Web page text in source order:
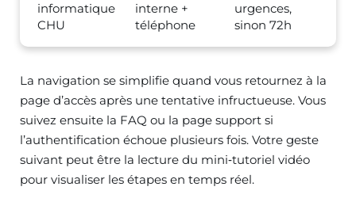
informatique
CHU
interne +
téléphone
urgences,
sinon 72h
La navigation se simplifie quand vous retournez à la
page d’accès après une tentative infructueuse. Vous
suivez ensuite la FAQ ou la page support si
l’authentification échoue plusieurs fois. Votre geste
suivant peut être la lecture du mini‑tutoriel vidéo
pour visualiser les étapes en temps réel.